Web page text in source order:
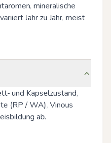
mineralische
Jahr zu Jahr, meist
und Kapselzustand,
(RP / WA), Vinous
ab.